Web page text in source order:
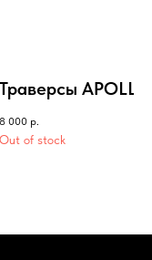
Траверсы
8 000 р.
Out of stock